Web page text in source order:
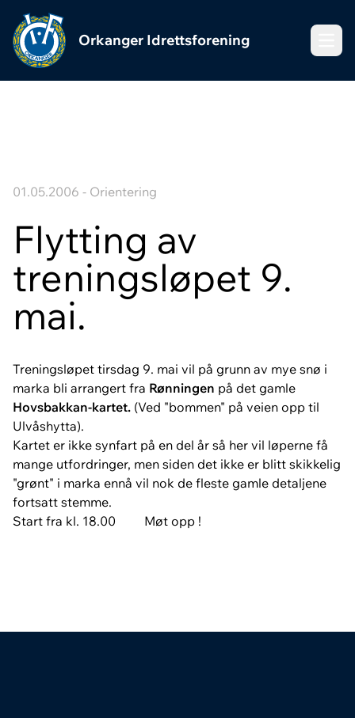
Orkanger Idrettsforening
01.05.2006 - Orientering
Flytting av
treningsløpet 9.
mai.
Treningsløpet tirsdag 9. mai vil på grunn av mye snø i
marka bli arrangert fra Rønningen på det gamle
Hovsbakkan-kartet. (Ved "bommen" på veien opp til
Ulvåshytta).
Kartet er ikke synfart på en del år så her vil løperne få
mange utfordringer, men siden det ikke er blitt skikkelig
"grønt" i marka ennå vil nok de fleste gamle detaljene
fortsatt stemme.
Start fra kl. 18.00 Møt opp !